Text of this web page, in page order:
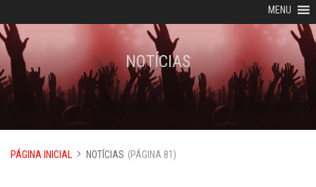
MENU
NOTÍCIAS
PÁGINA INICIAL NOTÍCIAS (PÁGINA 81)